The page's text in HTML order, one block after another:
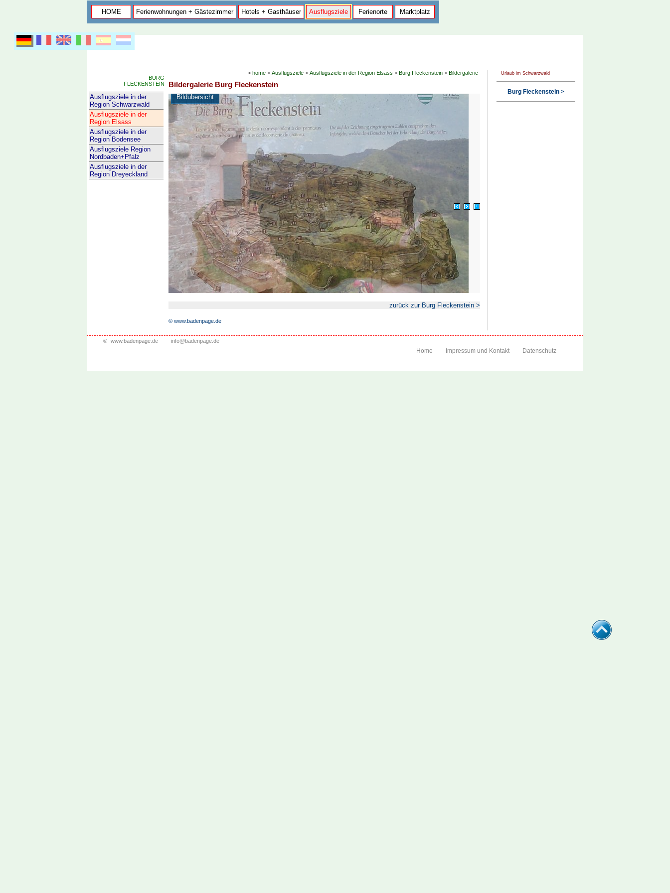
HOME Ferienwohnungen + Gästezimmer Hotels + Gasthäuser Ausflugsziele Ferienorte Marktplatz
BURG
FLECKENSTEIN
Ausflugsziele in der
Region Schwarzwald
Ausflugsziele in der
Region Elsass
Ausflugsziele in der
Region Bodensee
Ausflugsziele Region
Nordbaden+Pfalz
Ausflugsziele in der
Region Dreyeckland
> home> Ausflugsziele> Ausflugsziele in der Region Elsass > Burg Fleckenstein> Bildergalerie
Bildergalerie Burg Fleckenstein
Bildübersicht
zurück zur Burg Fleckenstein >
© www.badenpage.de
Urlaub im Schwarzwald
Burg Fleckenstein >
© www.badenpage.de info@badenpage.de
Home Impressum und Kontakt Datenschutz